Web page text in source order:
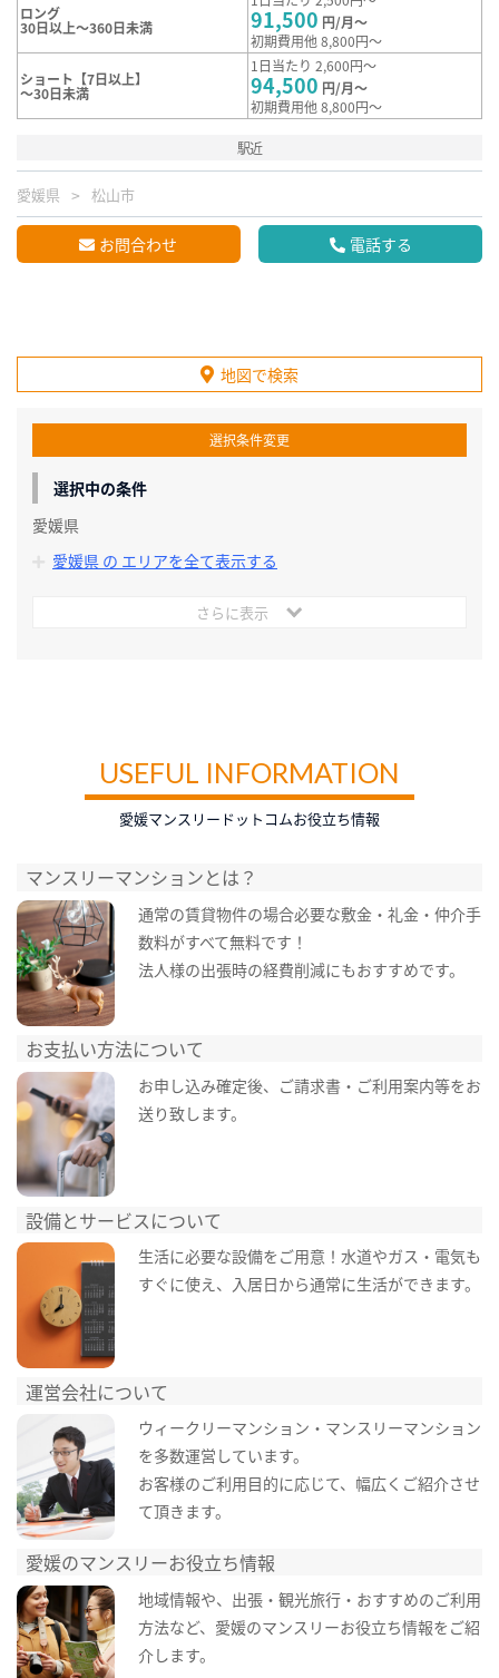
ロング
30日以上～360日未満 91,500 円/月～
初期費用他 8,800円～
ショート【7日以上】
～30日未満
1日当たり 2,600円～
94,500 円/月～
初期費用他 8,800円～
駅近
愛媛県 松山市
お問合わせ 電話する
地図で検索
選択条件変更
選択中の条件
愛媛県
愛媛県 の エリアを全て表示する
さらに表示
USEFUL INFORMATION
愛媛マンスリードットコムお役立ち情報
マンスリーマンションとは？
通常の賃貸物件の場合必要な敷金・礼金・仲介手
数料がすべて無料です！
法人様の出張時の経費削減にもおすすめです。
お支払い方法について
お申し込み確定後、ご請求書・ご利用案内等をお
送り致します。
設備とサービスについて
生活に必要な設備をご用意！水道やガス・電気も
すぐに使え、入居日から通常に生活ができます。
運営会社について
ウィークリーマンション・マンスリーマンション
を多数運営しています。
お客様のご利用目的に応じて、幅広くご紹介させ
て頂きます。
愛媛のマンスリーお役立ち情報
地域情報や、出張・観光旅行・おすすめのご利用
方法など、愛媛のマンスリーお役立ち情報をご紹
介します。